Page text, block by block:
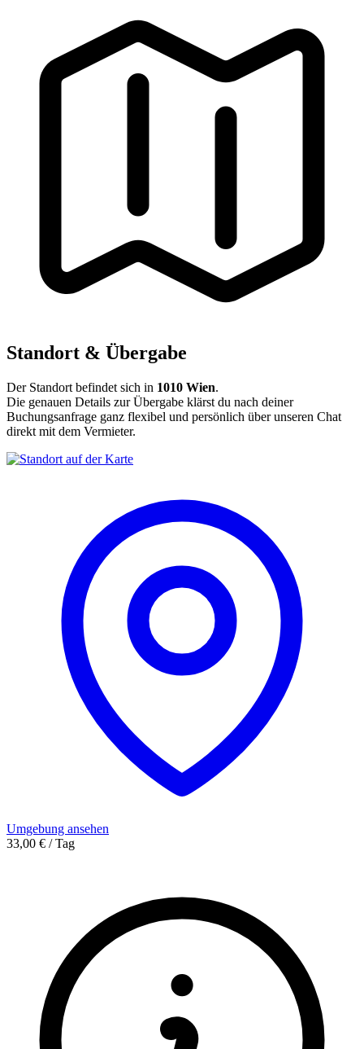
Standort & Übergabe
Der Standort befindet sich in 1010 Wien.
Die genauen Details zur Übergabe klärst du nach deiner
Buchungsanfrage ganz flexibel und persönlich über unseren Chat
direkt mit dem Vermieter.
Umgebung ansehen
33,00 € / Tag